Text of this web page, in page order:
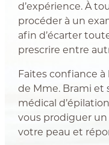
d’expérience. À
procéder à un
afin d’écarter
prescrire entre
Faites confiance à
de Mme. Brami et
médical
vous prodiguer
votre peau et